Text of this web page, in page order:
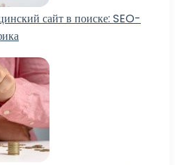
сайт в поиске: SEO-